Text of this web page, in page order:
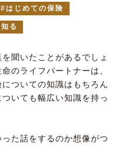
はじめての保険
る
聞いたことがあるでしょ
のライフパートナーは、
ついての知識はもちろん
いても幅広い知識を持っ
た話をするのか想像がつ